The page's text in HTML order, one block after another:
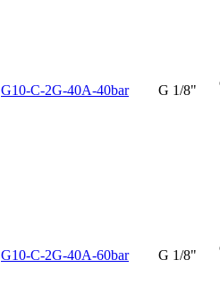
G10-C-2G-40A-40bar G 1/8"
G10-C-2G-40A-60bar G 1/8"